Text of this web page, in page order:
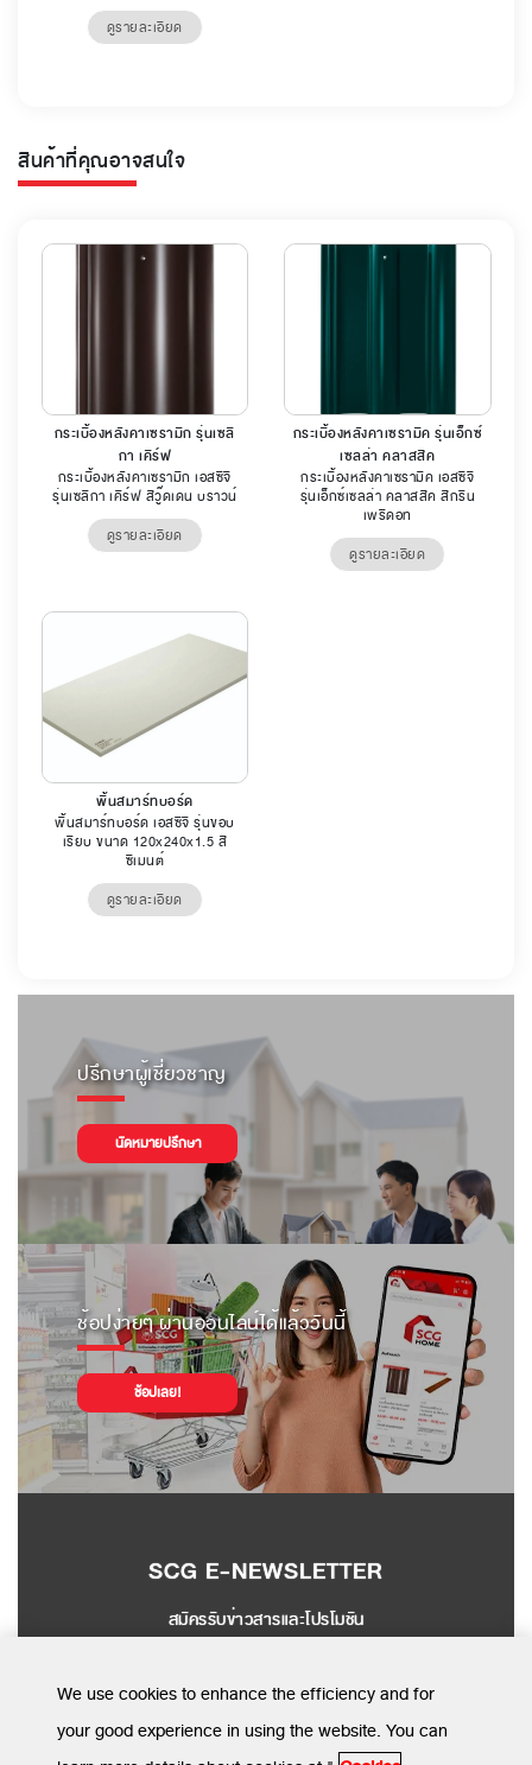
ดูรายละเอียด
สินค้าที่คุณอาจสนใจ
กระเบื้องหลังคาเซรามิก รุ่นเซลิ
กา เคิร์ฟ
กระเบื้องหลังคาเซรามิก เอสซีจี
รุ่นเซลิกา เคิร์ฟ สีวู๊ดเดน บราวน์
ดูรายละเอียด
กระเบื้องหลังคาเซรามิค รุ่นเอ็กซ์
เซลล่า คลาสสิค
กระเบื้องหลังคาเซรามิค เอสซีจี
รุ่นเอ็กซ์เซลล่า คลาสสิค สีกรีน
เพริดอท
ดูรายละเอียด
พื้นสมาร์ทบอร์ด
พื้นสมาร์ทบอร์ด เอสซีจี รุ่นขอบ
เรียบ ขนาด 120x240x1.5 สี
ซีเมนต์
ดูรายละเอียด
ปรึกษาผู้เชี่ยวชาญ
นัดหมายปรึกษา
ช้อปง่ายๆ ผ่านออนไลน์ได้แล้ววันนี้
ช้อปเลย!
SCG E-NEWSLETTER
สมัครรับข่าวสารและโปรโมชัน
SEND
We use cookies to enhance the efficiency and for
your good experience in using the website. You can